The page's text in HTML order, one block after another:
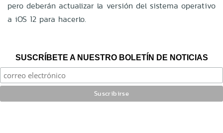
pero deberán actualizar la versión del sistema operativo
a iOS 12 para hacerlo.
SUSCRÍBETE A NUESTRO BOLETÍN DE NOTICIAS